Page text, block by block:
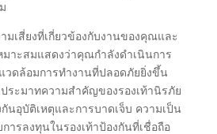
มเสี่ยงที่เกี่ยวข้องกับงานของคุณและ
มาะสมแสดงว่าคุณกําลังดําเนินการ
วดล้อมการทํางานที่ปลอดภัยยิ่งขึ้น
ระมาทความสําคัญของรองเท้านิรภัย
นอุบัติเหตุและการบาดเจ็บ ความเป็น
ารลงทุนในรองเท้าป้องกันที่เชื่อถือ